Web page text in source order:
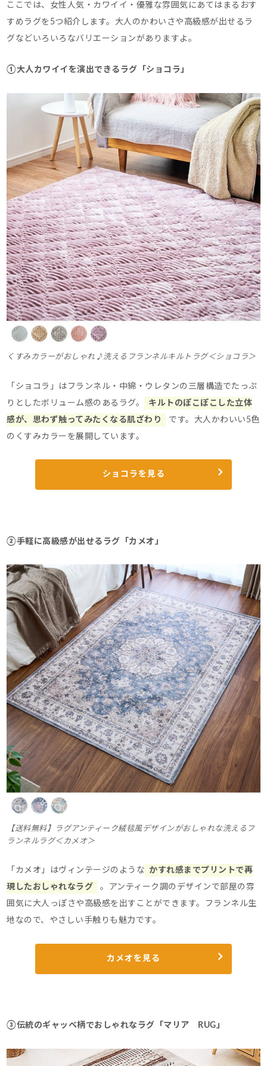
ここでは、女性人気・カワイイ・優雅な雰囲気にあてはまるおす
すめラグを5つ紹介します。 大人のかわいさや高級感が出せるラ
グなどいろいろなバリエーションがありますよ。
①大人カワイイを演出できるラグ「ショコラ」
くすみカラーがおしゃれ♪洗えるフランネルキルトラグ＜ショコラ＞
「ショコラ」はフランネル・中綿・ウレタンの三層構造でたっぷ
りとしたボリューム感のあるラグ。
キルトのぽこぽこした立体
感が、思わず触ってみたくなる肌ざわり
です。 大人かわいい5色
のくすみカラーを展開しています。
ショコラを見る
②手軽に高級感が出せるラグ「カメオ」
【送料無料】ラグアンティーク絨毯風デザインがおしゃれな洗えるフ
ランネルラグ＜カメオ＞
「カメオ」はヴィンテージのような
かすれ感までプリントで再
現したおしゃれなラグ
。
アンティーク調のデザインで部屋の雰
囲気に大人っぽさや高級感を出すことができます。
フランネル生
地なので、やさしい手触りも魅力です。
カメオを見る
③伝統のギャッベ柄でおしゃれなラグ「マリア RUG」